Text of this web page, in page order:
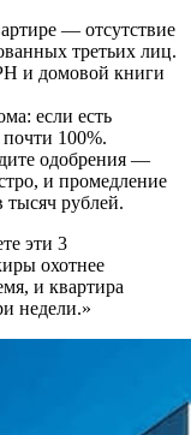
— отсутствие
третьих лиц.
и домовой книги
если есть
100%.
одобрения —
и промедление
тысяч рублей.
эти 3
охотнее
и квартира
недели.»